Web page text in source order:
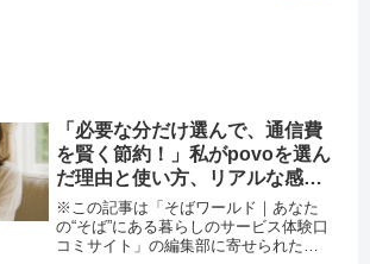
「必要な分だけ選んで、通信費
を賢く節約！」私がpovoを選ん
だ理由と使い方、リアルな感想
を徹底解説
※この記事は「そばワールド｜あなた
の“そば”にある暮らしのサービス体験口
コミサイト」の編集部に寄せられた各